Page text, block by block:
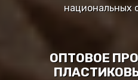
национальных
ОПТОВОЕ